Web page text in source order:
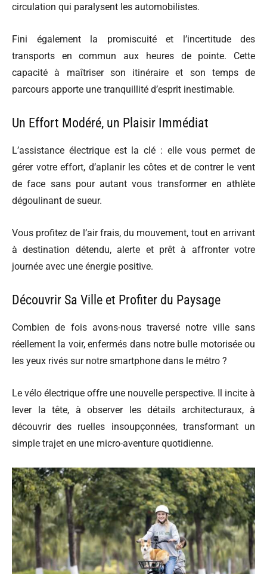
circulation qui paralysent les automobilistes.
Fini également la promiscuité et l’incertitude des
transports en commun aux heures de pointe. Cette
capacité à maîtriser son itinéraire et son temps de
parcours apporte une tranquillité d’esprit inestimable.
Un Effort Modéré, un Plaisir Immédiat
L’assistance électrique est la clé : elle vous permet de
gérer votre effort, d’aplanir les côtes et de contrer le vent
de face sans pour autant vous transformer en athlète
dégoulinant de sueur.
Vous profitez de l’air frais, du mouvement, tout en arrivant
à destination détendu, alerte et prêt à affronter votre
journée avec une énergie positive.
Découvrir Sa Ville et Profiter du Paysage
Combien de fois avons-nous traversé notre ville sans
réellement la voir, enfermés dans notre bulle motorisée ou
les yeux rivés sur notre smartphone dans le métro ?
Le vélo électrique offre une nouvelle perspective. Il incite à
lever la tête, à observer les détails architecturaux, à
découvrir des ruelles insoupçonnées, transformant un
simple trajet en une micro-aventure quotidienne.